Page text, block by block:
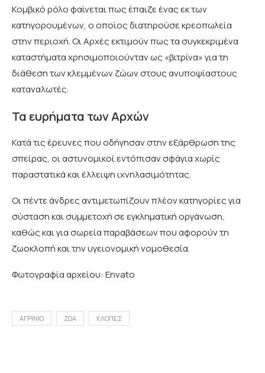
Κομβικό ρόλο φαίνεται πως έπαιζε ένας εκ των
κατηγορουμένων, ο οποίος διατηρούσε κρεοπωλεία
στην περιοχή. Οι Αρχές εκτιμούν πως τα συγκεκριμένα
καταστήματα χρησιμοποιούνταν ως «βιτρίνα» για τη
διάθεση των κλεμμένων ζώων στους ανυποψίαστους
καταναλωτές.
Τα ευρήματα των Αρχών
Κατά τις έρευνες που οδήγησαν στην εξάρθρωση της
σπείρας, οι αστυνομικοί εντόπισαν σφάγια χωρίς
παραστατικά και έλλειψη ιχνηλασιμότητας.
Οι πέντε άνδρες αντιμετωπίζουν πλέον κατηγορίες για
σύσταση και συμμετοχή σε εγκληματική οργάνωση,
καθώς και για σωρεία παραβάσεων που αφορούν τη
ζωοκλοπή και την υγειονομική νομοθεσία.
Φωτογραφία αρχείου: Envato
ΑΓΡΙΝΙΟ ΖΩΑ ΚΛΟΠΕΣ